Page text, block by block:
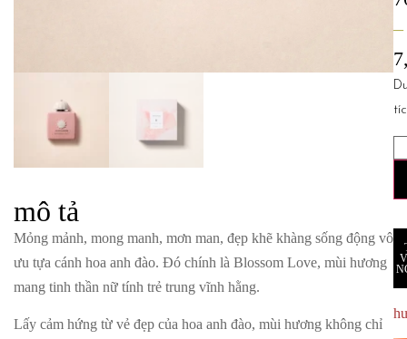
mô tả
Mỏng mảnh, mong manh, mơn man, đẹp khẽ khàng sống động vô
ưu tựa cánh hoa anh đào. Đó chính là Blossom Love, mùi hương
mang tinh thần nữ tính trẻ trung vĩnh hằng.
Lấy cảm hứng từ vẻ đẹp của hoa anh đào, mùi hương không chỉ
–